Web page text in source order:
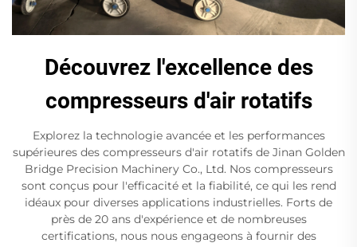
Découvrez l'excellence des
compresseurs d'air rotatifs
Explorez la technologie avancée et les performances
supérieures des compresseurs d'air rotatifs de Jinan Golden
Bridge Precision Machinery Co., Ltd. Nos compresseurs
sont conçus pour l'efficacité et la fiabilité, ce qui les rend
idéaux pour diverses applications industrielles. Forts de
près de 20 ans d'expérience et de nombreuses
certifications, nous nous engageons à fournir des